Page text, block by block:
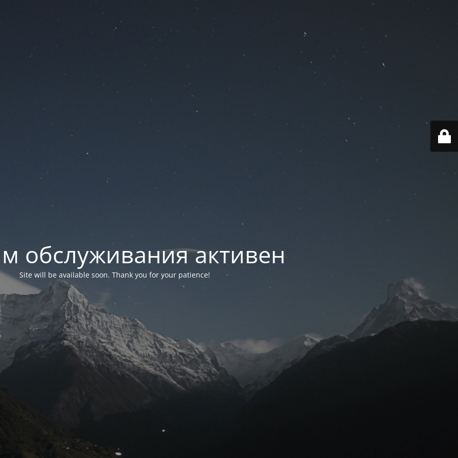
обслуживания активен
Site will be available soon. Thank you for your patience!